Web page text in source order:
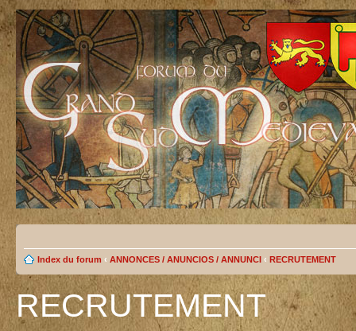
Index du forum ‹ ANNONCES / ANUNCIOS / ANNUNCI ‹ RECRUTEMENT
RECRUTEMENT